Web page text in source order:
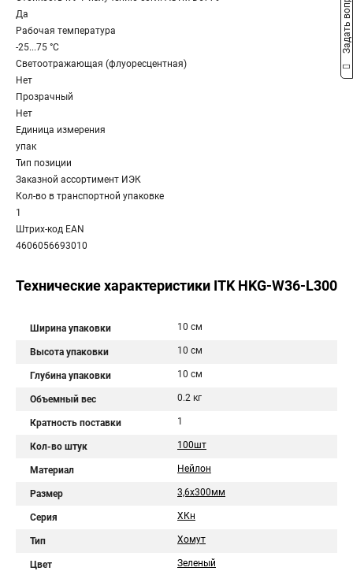
Да
Рабочая температура
-25...75 °C
Светоотражающая (флуоресцентная)
Нет
Прозрачный
Нет
Единица измерения
упак
Тип позиции
Заказной ассортимент ИЭК
Кол-во в транспортной упаковке
1
Штрих-код EAN
4606056693010
Технические характеристики ITK HKG-W36-L300
Ширина упаковки 10 см
Высота упаковки 10 см
Глубина упаковки 10 см
Объемный вес 0.2 кг
Кратность поставки 1
Кол-во штук 100шт
Материал Нейлон
Размер 3,6х300мм
Серия ХКн
Тип Хомут
Цвет Зеленый
Задать вопрос